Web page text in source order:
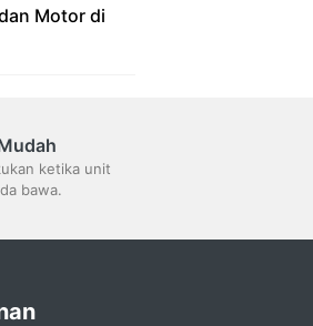
Motor di
ketika unit
bawa.